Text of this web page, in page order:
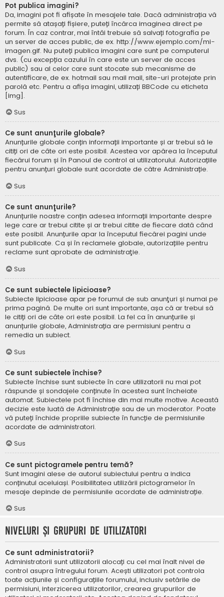
Pot publica imagini?
Da, imagini pot fi afișate în mesajele tale. Dacă administrația vă
permite să atașați fișiere, puteți încărca imaginea direct pe
forum. În caz contrar, mai întâi trebuie să salvați fotografia pe
un server de acces public, de ex. http://www.ejemplo.com/mi-
imagen.gif. Nu puteți publica imagini care sunt pe computerul
dvs. (cu excepția cazului în care este un server de acces
public) sau al celor care sunt stocate sub mecanisme de
autentificare, de ex. hotmail sau mail mail, site-uri protejate prin
parolă etc. Pentru a afișa imagini, utilizați BBCode cu eticheta
[img].
Sus
Ce sunt anunţurile globale?
Anunțurile globale conțin informații importante și ar trebui să le
citiți ori de câte ori este posibil. Acestea vor apărea la începutul
fiecărui forum și în Panoul de control al utilizatorului. Autorizațiile
pentru anunțuri globale sunt acordate de către Administrație.
Sus
Ce sunt anunţurile?
Anunțurile noastre conțin adesea informații importante despre
lege care ar trebui citite și ar trebui citite de fiecare dată când
este posibil. Anunțurile apar la începutul fiecărei pagini unde
sunt publicate. Ca și în reclamele globale, autorizațiile pentru
reclame sunt aprobate de administraţie.
Sus
Ce sunt subiectele lipicioase?
Subiecte lipicioase apar pe forumul de sub anunţuri și numai pe
prima pagină. De multe ori sunt importante, așa că ar trebui să
le citiți ori de câte ori este posibil. La fel ca în anunțurile și
anunțurile globale, Administrația are permisiuni pentru a
remedia un subiect.
Sus
Ce sunt subiectele închise?
Subiecte închise sunt subiecte în care utilizatorii nu mai pot
răspunde și sondajele conținute în acestea sunt încheiate
automat. Subiectele pot fi închise din mai multe motive. Această
decizie este luată de Administrație sau de un moderator. Poate
vă puteți închide propriile subiecte în funcție de permisiunile
acordate de administratori.
Sus
Ce sunt pictogramele pentru temă?
Sunt imagini alese de autorul subiectului pentru a indica
conținutul aceluiași. Posibilitatea utilizării pictogramelor în
mesaje depinde de permisiunile acordate de administrație.
Sus
Niveluri și grupuri de utilizatori
Ce sunt administratorii?
Administratorii sunt utilizatorii alocați cu cel mai înalt nivel de
control asupra întregului forum. Acești utilizatori pot controla
toate acțiunile și configurațiile forumului, inclusiv setările de
permisiuni, interzicerea utilizatorilor, crearea grupurilor de